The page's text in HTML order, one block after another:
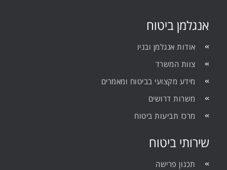
אנגלמן ביטוח
אודות אנגלמן ובניו
צוות המשרד
מידע מקצועי בביטוח ומאמרים
משרות דרושים
מרכז תביעות ביטוח
שירותי ביטוח
תכנון פרישה